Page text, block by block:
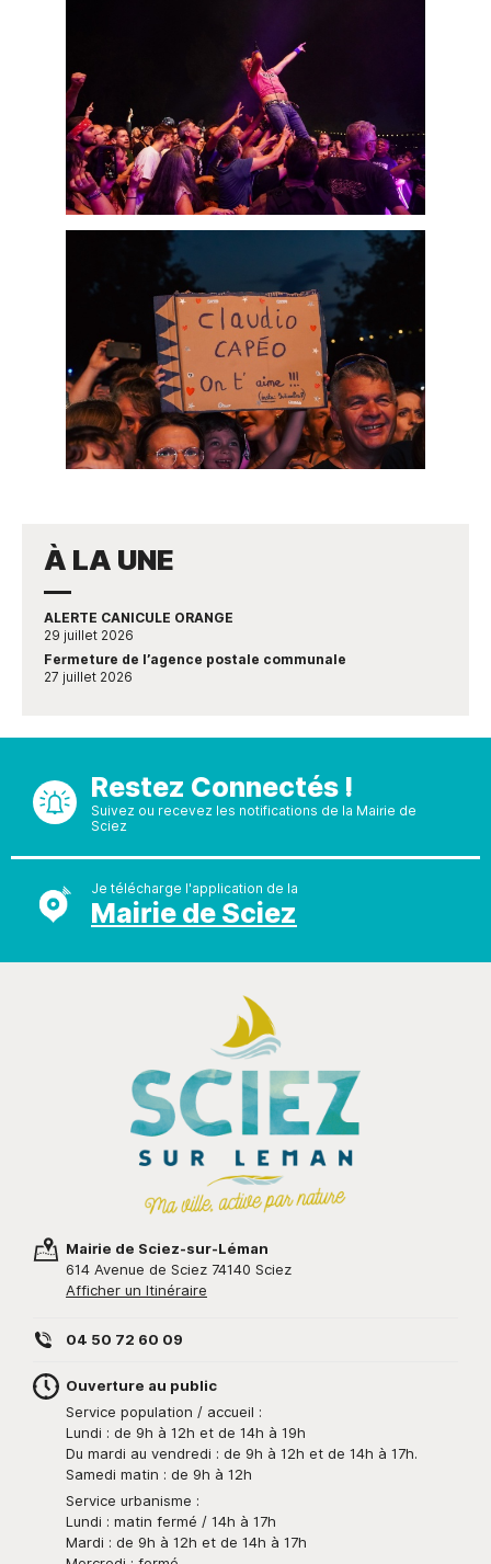
À LA UNE
ALERTE CANICULE ORANGE
29 juillet 2026
Fermeture de l’agence postale communale
27 juillet 2026
Restez Connectés !
Suivez ou recevez les notifications de la Mairie de
Sciez
Je télécharge l'application de la
Mairie de Sciez
Mairie de Sciez-sur-Léman
614 Avenue de Sciez 74140 Sciez
Afficher un Itinéraire
04 50 72 60 09
Ouverture au public
Service population / accueil :
Lundi : de 9h à 12h et de 14h à 19h
Du mardi au vendredi : de 9h à 12h et de 14h à 17h.
Samedi matin : de 9h à 12h
Service urbanisme :
Lundi : matin fermé / 14h à 17h
Mardi : de 9h à 12h et de 14h à 17h